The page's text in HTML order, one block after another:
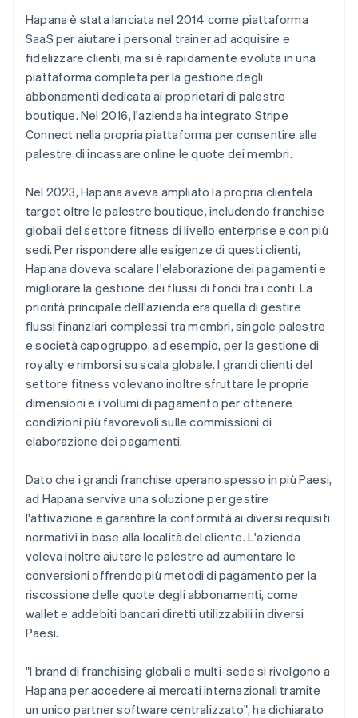
Hapana è stata lanciata nel 2014 come piattaforma
SaaS per aiutare i personal trainer ad acquisire e
fidelizzare clienti, ma si è rapidamente evoluta in una
piattaforma completa per la gestione degli
abbonamenti dedicata ai proprietari di palestre
boutique. Nel 2016, l'azienda ha integrato Stripe
Connect nella propria piattaforma per consentire alle
palestre di incassare online le quote dei membri.
Nel 2023, Hapana aveva ampliato la propria clientela
target oltre le palestre boutique, includendo franchise
globali del settore fitness di livello enterprise e con più
sedi. Per rispondere alle esigenze di questi clienti,
Hapana doveva scalare l'elaborazione dei pagamenti e
migliorare la gestione dei flussi di fondi tra i conti. La
priorità principale dell'azienda era quella di gestire
flussi finanziari complessi tra membri, singole palestre
e società capogruppo, ad esempio, per la gestione di
royalty e rimborsi su scala globale. I grandi clienti del
settore fitness volevano inoltre sfruttare le proprie
dimensioni e i volumi di pagamento per ottenere
condizioni più favorevoli sulle commissioni di
elaborazione dei pagamenti.
Dato che i grandi franchise operano spesso in più Paesi,
ad Hapana serviva una soluzione per gestire
l'attivazione e garantire la conformità ai diversi requisiti
normativi in base alla località del cliente. L'azienda
voleva inoltre aiutare le palestre ad aumentare le
conversioni offrendo più metodi di pagamento per la
riscossione delle quote degli abbonamenti, come
wallet e addebiti bancari diretti utilizzabili in diversi
Paesi.
"I brand di franchising globali e multi-sede si rivolgono a
Hapana per accedere ai mercati internazionali tramite
un unico partner software centralizzato", ha dichiarato